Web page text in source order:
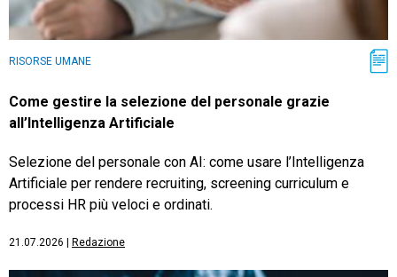
RISORSE UMANE
Come gestire la selezione del personale grazie
all’Intelligenza Artificiale
Selezione del personale con AI: come usare l’Intelligenza
Artificiale per rendere recruiting, screening curriculum e
processi HR più veloci e ordinati.
21.07.2026 Redazione